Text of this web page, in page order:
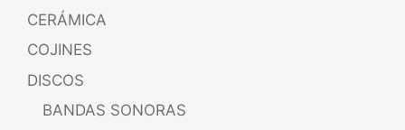
CERÁMICA
COJINES
DISCOS
BANDAS SONORAS